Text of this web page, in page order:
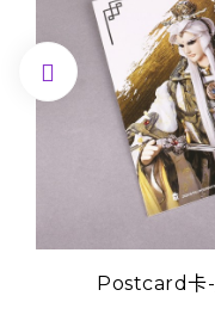
Postcard卡-
